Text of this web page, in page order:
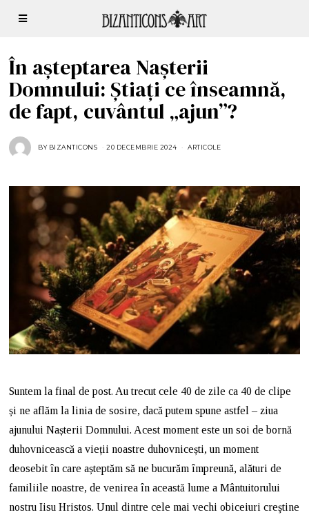
În așteptarea Nașterii
Domnului: Știați ce înseamnă,
de fapt, cuvântul „ajun”?
BY BIZANTICONS 20 DECEMBRIE 2024
E
M
B
R
I
0
2
4
ARTICOLE
Suntem la final de post. Au trecut cele 40 de zile ca 40 de clipe
și ne aflăm la linia de sosire, dacă putem spune astfel – ziua
ajunului Nașterii Domnului. Acest moment este un soi de bornă
duhovnicească a vieții noastre duhovnicești, un moment
deosebit în care așteptăm să ne bucurăm împreună, alături de
familiile noastre, de venirea în această lume a Mântuitorului
nostru Iisu Hristos. Unul dintre cele mai vechi obiceiuri creştine